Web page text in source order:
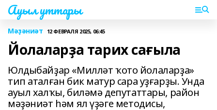
Ауыл уттары
Мәҙәниәт 12 ФЕВРАЛЯ 2025, 06:45
Йолаларҙа тарих сағыла
Юлдыбайҙар «Милләт ҡото йолаларҙа»
тип аталған бик матур сара уҙғарҙы. Унда
ауыл халҡы, биләмә депутаттары, район
мәҙәниәт һәм ял үҙәге методисы,